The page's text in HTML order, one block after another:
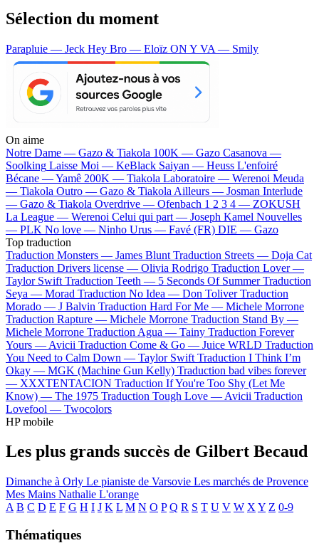
Sélection du moment
Parapluie — Jeck Hey Bro — Eloïz ON Y VA — Smily
On aime
Notre Dame — Gazo & Tiakola 100K — Gazo Casanova —
Soolking Laisse Moi — KeBlack Saiyan — Heuss L'enfoiré
Bécane —Yamê 200K — Tiakola Laboratoire — Werenoi Meuda
— Tiakola Outro — Gazo & Tiakola Ailleurs — Josman Interlude
— Gazo & Tiakola Overdrive — Ofenbach 1 2 3 4 — ZOKUSH
La League — Werenoi Celui qui part — Joseph Kamel Nouvelles
— PLK No love — Ninho Urus — Favé (FR) DIE — Gazo
Top traduction
Traduction Monsters — James Blunt Traduction Streets — Doja Cat
Traduction Drivers license — Olivia Rodrigo Traduction Lover —
Taylor Swift Traduction Teeth — 5 Seconds Of Summer Traduction
Seya — Morad Traduction No Idea — Don Toliver Traduction
Morado — J Balvin Traduction Hard For Me — Michele Morrone
Traduction Rapture — Michele Morrone Traduction Stand By —
Michele Morrone Traduction Agua — Tainy Traduction Forever
Yours — Avicii Traduction Come & Go — Juice WRLD Traduction
You Need to Calm Down — Taylor Swift Traduction I Think I’m
Okay — MGK (Machine Gun Kelly) Traduction bad vibes forever
— XXXTENTACION Traduction If You're Too Shy (Let Me
Know) — The 1975 Traduction Tough Love — Avicii Traduction
Lovefool — Twocolors
HP mobile
Les plus grands succès de Gilbert Becaud
Dimanche à Orly Le pianiste de Varsovie Les marchés de Provence
Mes Mains Nathalie L'orange
A B C D E F G H I J K L M N O P Q R S T U V W X Y Z 0-9
Thématiques